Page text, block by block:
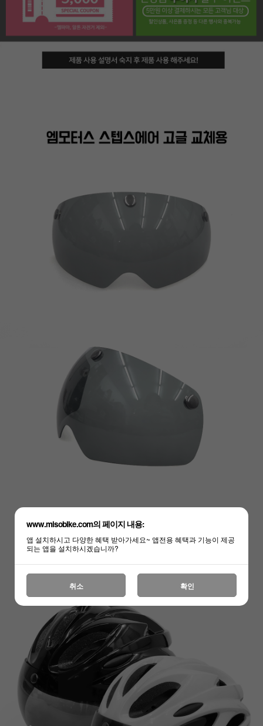
www.misobike.com의 페이지 내용:
앱 설치하시고 다양한 혜택 받아가세요~ 앱전용 혜택과 기능이 제공
되는 앱을 설치하시겠습니까?
취소 확인